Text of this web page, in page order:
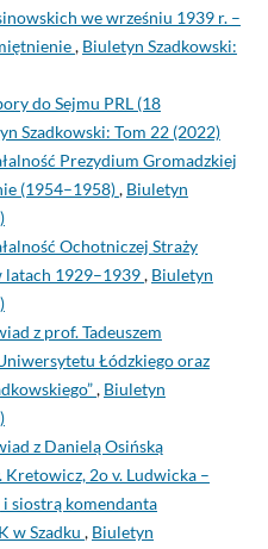
we wrześniu 1939 r. –
, Biuletyn Szadkowski:
do Sejmu PRL (18
Szadkowski: Tom 22 (2022)
Prezydium Gromadzkiej
(1954–1958), Biuletyn
Ochotniczej Straży
latach 1929–1939, Biuletyn
z prof. Tadeuszem
Łódzkiego oraz
, Biuletyn
z Danielą Osińską
Kretowicz, 2o v. Ludwicka –
siostrą komendanta
w Szadku , Biuletyn